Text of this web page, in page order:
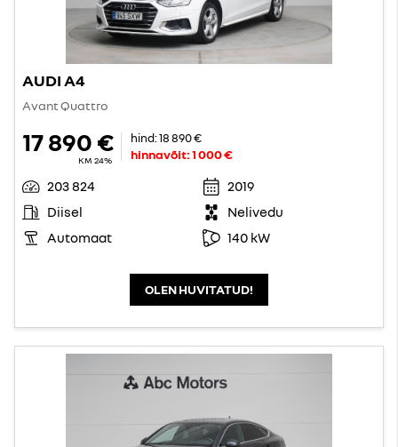
AUDI A4
Avant Quattro
17 890 €
KM 24%
hind:18 890 €
hinnavõit:1 000 €
203 824
2019
Diisel
Nelivedu
Automaat
140 kW
OLEN HUVITATUD!